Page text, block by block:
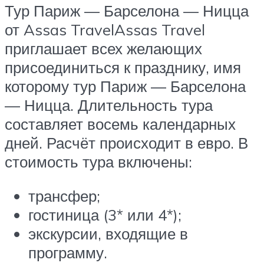
Тур Париж — Барселона — Ницца
от Assas TravelAssas Travel
приглашает всех желающих
присоединиться к празднику, имя
которому тур Париж — Барселона
— Ницца. Длительность тура
составляет восемь календарных
дней. Расчёт происходит в евро. В
стоимость тура включены:
трансфер;
гостиница (3* или 4*);
экскурсии, входящие в
программу.